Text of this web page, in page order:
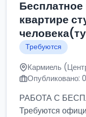
квартире
Требуются
Кармиель
Опубликовано:
РАБОТА С
Требуются